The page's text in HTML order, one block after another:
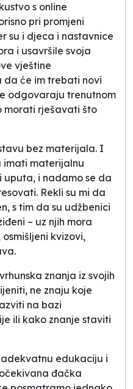
s online
pri promjeni
su i djeca i nastavnice
i usavršile svoja
vještine
da će im trebati novi
odgovaraju trenutnom
morati rješavati što
bez materijala. I
imati materijalnu
uputa, i nadamo se da
Rekli su mi da
s tim da su udžbenici
– uz njih mora
kvizovi,
znanja iz svojih
ne znaju koje
na bazi
ili kako znanje staviti
edukaciju i
đačka